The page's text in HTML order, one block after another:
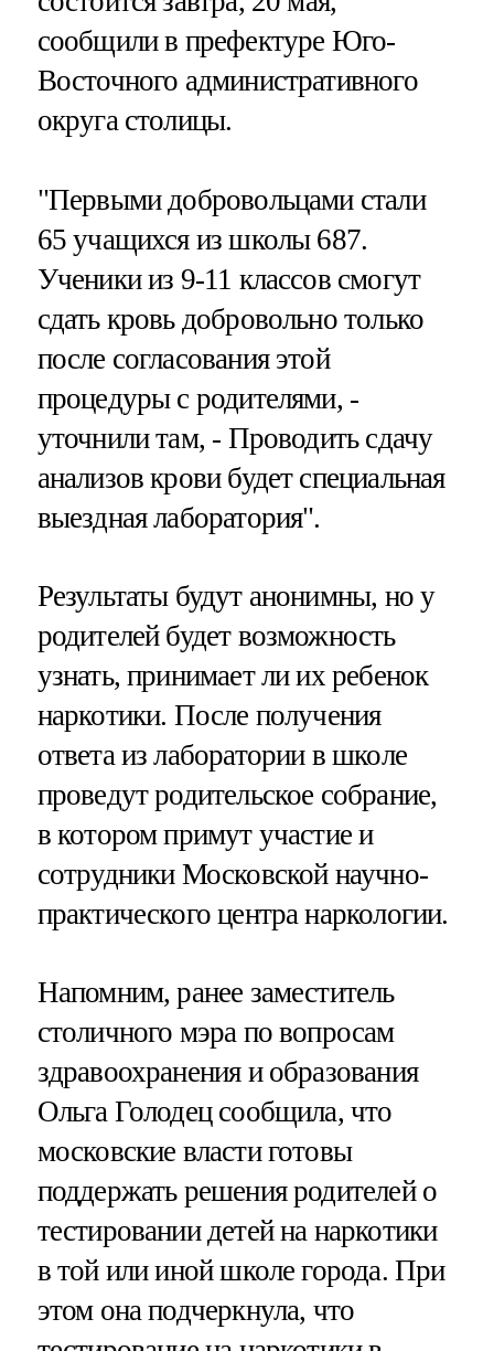
сообщили в префектуре Юго-
Восточного административного
округа столицы.
"Первыми добровольцами стали
65 учащихся из школы 687.
Ученики из 9-11 классов смогут
сдать кровь добровольно только
после согласования этой
процедуры с родителями, -
уточнили там, - Проводить сдачу
анализов крови будет специальная
выездная лаборатория".
Результаты будут анонимны, но у
родителей будет возможность
узнать, принимает ли их ребенок
наркотики. После получения
ответа из лаборатории в школе
проведут родительское собрание,
в котором примут участие и
сотрудники Московской научно-
практического центра наркологии.
Напомним, ранее заместитель
столичного мэра по вопросам
здравоохранения и образования
Ольга Голодец сообщила, что
московские власти готовы
поддержать решения родителей о
тестировании детей на наркотики
в той или иной школе города. При
этом она подчеркнула, что